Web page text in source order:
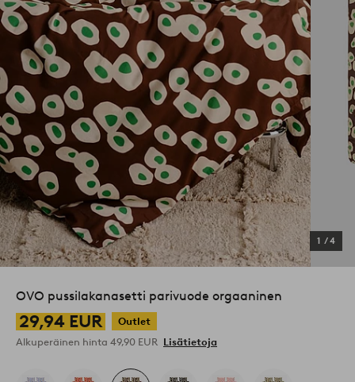
1 /4
OVO pussilakanasetti parivuode orgaaninen
29,94 EUR
Outlet
Alkuperäinen hinta 49,90 EUR Lisätietoja